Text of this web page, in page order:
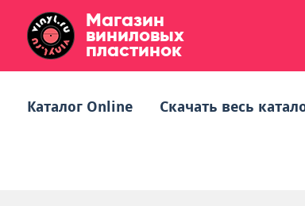
Магазин
виниловых
пластинок
Каталог Online Скачать весь